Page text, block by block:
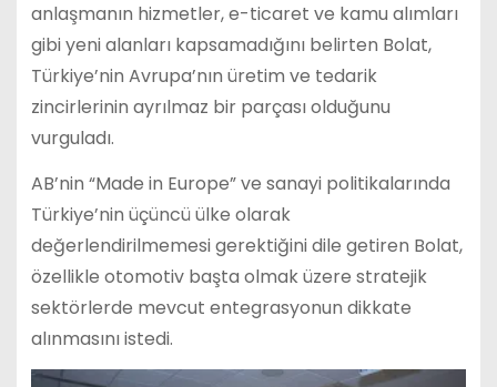
anlaşmanın hizmetler, e-ticaret ve kamu alımları
gibi yeni alanları kapsamadığını belirten Bolat,
Türkiye’nin Avrupa’nın üretim ve tedarik
zincirlerinin ayrılmaz bir parçası olduğunu
vurguladı.
AB’nin “Made in Europe” ve sanayi politikalarında
Türkiye’nin üçüncü ülke olarak
değerlendirilmemesi gerektiğini dile getiren Bolat,
özellikle otomotiv başta olmak üzere stratejik
sektörlerde mevcut entegrasyonun dikkate
alınmasını istedi.